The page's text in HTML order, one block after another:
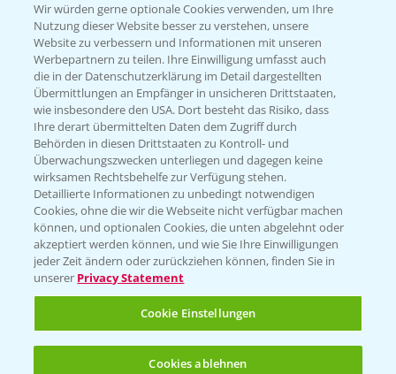
Hilfe in Notfällen
T.+49 (0)214/30-20220
Folgen Sie uns
Allgemeine Nutzungsbedingungen Datenschutzerklärung
Wir würden gerne optionale Cookies verwenden, um Ihre
Nutzung dieser Website besser zu verstehen, unsere
Website zu verbessern und Informationen mit unseren
Werbepartnern zu teilen. Ihre Einwilligung umfasst auch
die in der Datenschutzerklärung im Detail dargestellten
Übermittlungen an Empfänger in unsicheren Drittstaaten,
wie insbesondere den USA. Dort besteht das Risiko, dass
Ihre derart übermittelten Daten dem Zugriff durch
Behörden in diesen Drittstaaten zu Kontroll- und
Überwachungszwecken unterliegen und dagegen keine
wirksamen Rechtsbehelfe zur Verfügung stehen.
Detaillierte Informationen zu unbedingt notwendigen
Cookies, ohne die wir die Webseite nicht verfügbar machen
können, und optionalen Cookies, die unten abgelehnt oder
akzeptiert werden können, und wie Sie Ihre Einwilligungen
jeder Zeit ändern oder zurückziehen können, finden Sie in
unserer Privacy Statement
Cookie Einstellungen
Cookies ablehnen